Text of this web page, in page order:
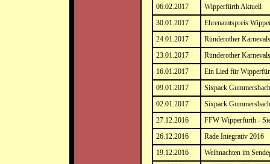
06.02.2017
Wipperfürth Aktuell
30.01.2017
Ehrenamtspreis
24.01.2017
Ründerother
23.01.2017
Ründerother
16.01.2017
Ein Lied für
09.01.2017
Sixpack
02.01.2017
Sixpack
27.12.2016
FFW Wipperfürth -
26.12.2016
Rade Integrativ 2016
19.12.2016
Weihnachten im